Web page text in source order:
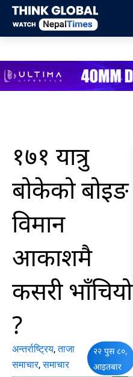
Skip
content
१७१ यात्रु
बोकेको बोइङ
विमान
आकाशमै
कसरी भाँचियो
?
अन्तर्राष्ट्रिय,ताजा
समाचार,समाचार
२२ पुस ८०,
आइतबार